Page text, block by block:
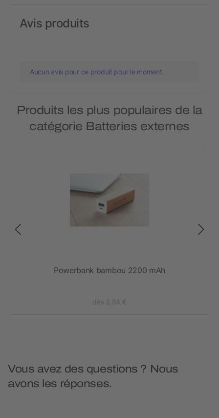
Avis produits
Aucun avis pour ce produit pour le moment.
Produits les plus populaires de la
catégorie Batteries externes
Powerbank bambou 2200 mAh
dès 3,94 €
Vous avez des questions ? Nous
avons les réponses.